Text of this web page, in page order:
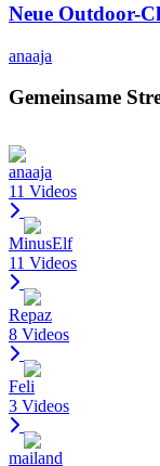
Neue Outdoor-
anaaja
Gemeinsame
anaaja
11 Videos
MinusElf
11 Videos
Repaz
8 Videos
Feli
3 Videos
mailand